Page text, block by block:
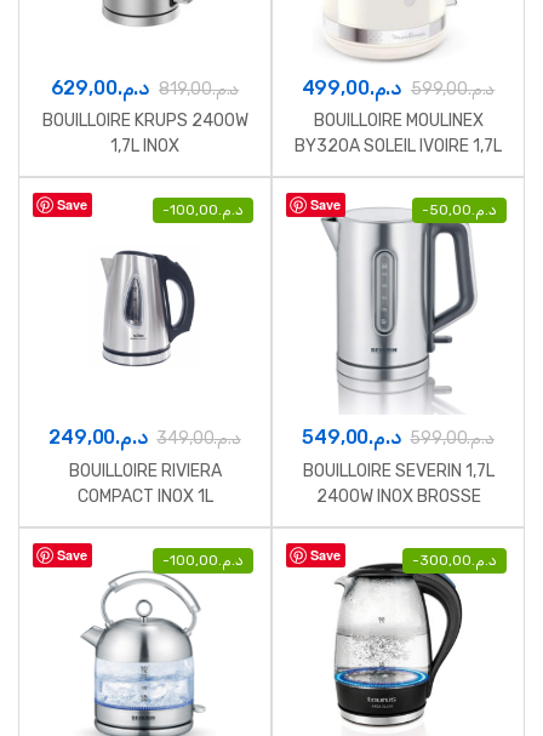
د.م.629,00 د.م.819,00
BOUILLOIRE KRUPS 2400W
1,7L INOX
د.م.499,00 د.م.599,00
BOUILLOIRE MOULINEX
BY320A SOLEIL IVOIRE 1,7L
Save - د.م.100,00
د.م.249,00 د.م.349,00
BOUILLOIRE RIVIERA
COMPACT INOX 1L
Save - د.م.50,00
د.م.549,00 د.م.599,00
BOUILLOIRE SEVERIN 1,7L
2400W INOX BROSSE
Save - د.م.100,00 Save - د.م.300,00